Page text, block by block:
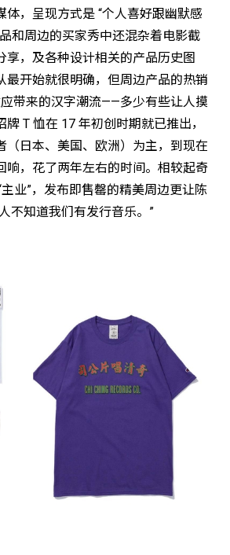
体，呈现方式是 “个人喜好跟幽默感
和周边的买家秀中还混杂着电影截
享，及各种设计相关的产品历史图
最开始就很明确，但周边产品的热销
带来的汉字潮流——多少有些让人摸
T 恤在 17 年初创时期就已推出，
（日本、美国、欧洲）为主，到现在
响，花了两年左右的时间。相较起奇
业”，发布即售罄的精美周边更让陈
不知道我们有发行音乐。”